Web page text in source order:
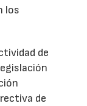
los
de
de